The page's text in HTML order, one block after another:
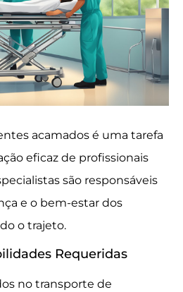
acamados é uma tarefa
eficaz de profissionais
são responsáveis
e o bem-estar dos
o trajeto.
Requeridas
no transporte de